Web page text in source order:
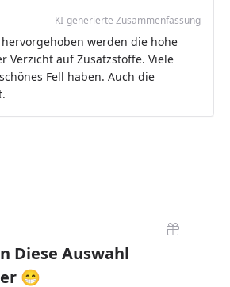
KI-generierte Zusammenfassung
werden die hohe
Verzicht auf Zusatzstoffe. Viele
Fell haben. Auch die
Diese Auswahl
😁